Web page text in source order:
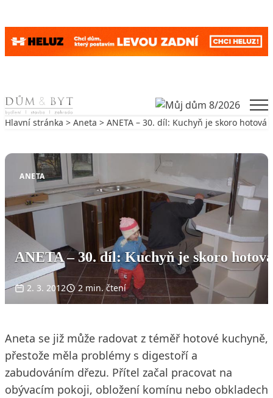
Skip to content
Hlavní stránka > Aneta > ANETA – 30. díl: Kuchyň je skoro hotová
ANETA
ANETA – 30. díl: Kuchyň je skoro hotová
2. 3. 2012 2 min. čtení
Aneta se již může radovat z téměř hotové kuchyně,
přestože měla problémy s digestoří a
zabudováním dřezu. Přítel začal pracovat na
obývacím pokoji, obložení komínu nebo obkladech